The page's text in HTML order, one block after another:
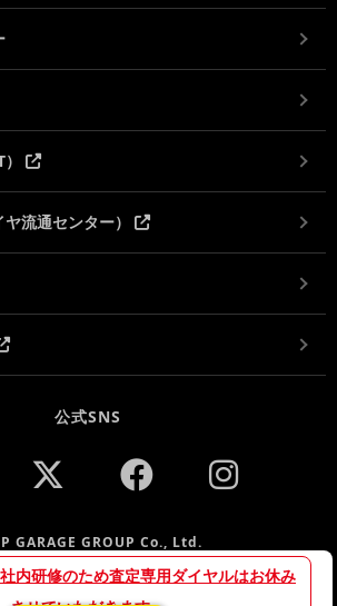
内研修のため査定専用ダイヤルはお休み
流通センター）
公式SNS
GARAGE GROUP Co., Ltd.